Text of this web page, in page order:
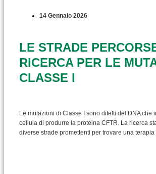
14 Gennaio 2026
LE STRADE
RICERCA PER LE
CLASSE I
Le mutazioni di Classe I sono difetti del DNA che
cellula di produrre la proteina CFTR. La ricerca
diverse strade promettenti per trovare una